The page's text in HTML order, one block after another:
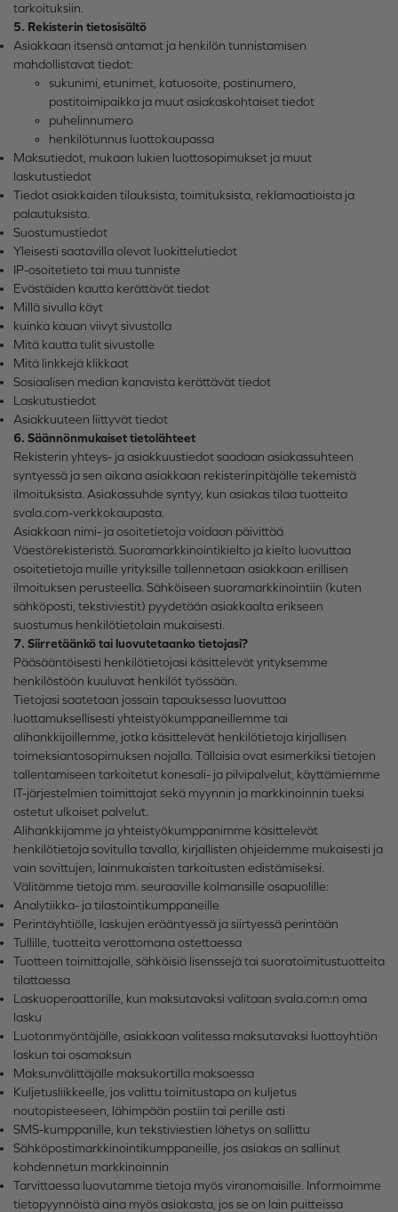
tarkoituksiin.
5. Rekisterin tietosisältö
Asiakkaan itsensä antamat ja henkilön tunnistamisen
mahdollistavat tiedot:
sukunimi, etunimet, katuosoite, postinumero,
postitoimipaikka ja muut asiakaskohtaiset tiedot
puhelinnumero
henkilötunnus luottokaupassa
Maksutiedot, mukaan lukien luottosopimukset ja muut
laskutustiedot
Tiedot asiakkaiden tilauksista, toimituksista, reklamaatioista ja
palautuksista.
Suostumustiedot
Yleisesti saatavilla olevat luokittelutiedot
IP-osoitetieto tai muu tunniste
Evästäiden kautta kerättävät tiedot
Millä sivulla käyt
kuinka kauan viivyt sivustolla
Mitä kautta tulit sivustolle
Mitä linkkejä klikkaat
Sosiaalisen median kanavista kerättävät tiedot
Laskutustiedot
Asiakkuuteen liittyvät tiedot
6. Säännönmukaiset tietolähteet
Rekisterin yhteys- ja asiakkuustiedot saadaan asiakassuhteen
syntyessä ja sen aikana asiakkaan rekisterinpitäjälle tekemistä
ilmoituksista. Asiakassuhde syntyy, kun asiakas tilaa tuotteita
svala.com-verkkokaupasta.
Asiakkaan nimi- ja osoitetietoja voidaan päivittää
Väestörekisteristä. Suoramarkkinointikielto ja kielto luovuttaa
osoitetietoja muille yrityksille tallennetaan asiakkaan erillisen
ilmoituksen perusteella. Sähköiseen suoramarkkinointiin (kuten
sähköposti, tekstiviestit) pyydetään asiakkaalta erikseen
suostumus henkilötietolain mukaisesti.
7. Siirretäänkö tai luovutetaanko tietojasi?
Pääsääntöisesti henkilötietojasi käsittelevät yrityksemme
henkilöstöön kuuluvat henkilöt työssään.
Tietojasi saatetaan jossain tapauksessa luovuttaa
luottamuksellisesti yhteistyökumppaneillemme tai
alihankkijoillemme, jotka käsittelevät henkilötietoja kirjallisen
toimeksiantosopimuksen nojalla. Tällaisia ovat esimerkiksi tietojen
tallentamiseen tarkoitetut konesali- ja pilvipalvelut, käyttämiemme
IT-järjestelmien toimittajat sekä myynnin ja markkinoinnin tueksi
ostetut ulkoiset palvelut.
Alihankkijamme ja yhteistyökumppanimme käsittelevät
henkilötietoja sovitulla tavalla, kirjallisten ohjeidemme mukaisesti ja
vain sovittujen, lainmukaisten tarkoitusten edistämiseksi.
Välitämme tietoja mm. seuraaville kolmansille osapuolille:
Analytiikka- ja tilastointikumppaneille
Perintäyhtiölle, laskujen erääntyessä ja siirtyessä perintään
Tullille, tuotteita verottomana ostettaessa
Tuotteen toimittajalle, sähköisiä lisenssejä tai suoratoimitustuotteita
tilattaessa
Laskuoperaattorille, kun maksutavaksi valitaan svala.com:n oma
lasku
Luotonmyöntäjälle, asiakkaan valitessa maksutavaksi luottoyhtiön
laskun tai osamaksun
Maksunvälittäjälle maksukortilla maksaessa
Kuljetusliikkeelle, jos valittu toimitustapa on kuljetus
noutopisteeseen, lähimpään postiin tai perille asti
SMS-kumppanille, kun tekstiviestien lähetys on sallittu
Sähköpostimarkkinointikumppaneille, jos asiakas on sallinut
kohdennetun markkinoinnin
Tarvittaessa luovutamme tietoja myös viranomaisille. Informoimme
tietopyynnöistä aina myös asiakasta, jos se on lain puitteissa